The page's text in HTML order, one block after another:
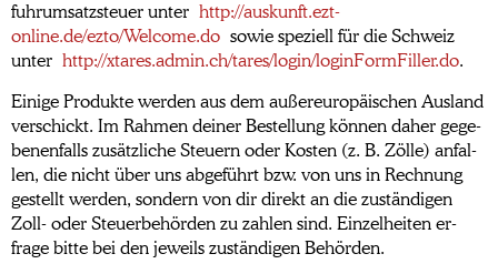
fuhr­um­satz­steuer unter http://auskunft.ezt-
online.de/ezto/Welcome.do so­wie spe­ziell für die Schweiz
unter http://xtares.admin.ch/tares/login/loginFormFiller.do.
Ei­nige Pro­dukte werden aus dem außer­eu­ro­päischen Aus­land
ver­schickt. Im Rah­men deiner Be­stel­lung kön­nen daher ge­ge­
benen­falls zu­sätz­liche Steuern oder Kos­ten (z. B. Zölle) anfal­
len, die nicht über uns ab­ge­führt bzw. von uns in Rech­nung
gestellt werden, son­dern von dir direkt an die zu­stän­digen
Zoll- oder Steuer­be­hör­den zu zahlen sind. Ein­zel­heiten er­
frage bitte bei den je­weils zu­stän­digen Be­hörden.